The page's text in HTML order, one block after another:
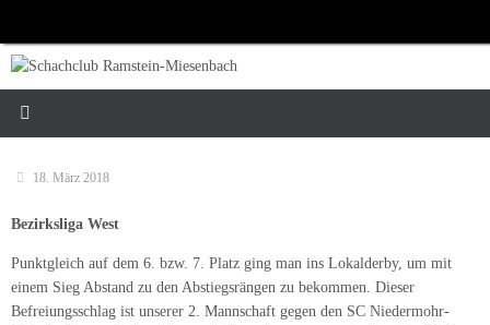
springen
18. März 2018
Bezirksliga West
Punktgleich auf dem 6. bzw. 7. Platz ging man ins Lokalderby, um mit
einem Sieg Abstand zu den Abstiegsrängen zu bekommen. Dieser
Befreiungsschlag ist unserer 2. Mannschaft gegen den SC Niedermohr-